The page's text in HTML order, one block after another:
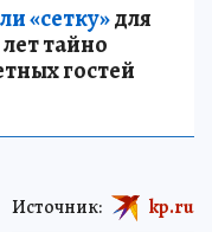
«сетку»для
тайно
гостей
Источник: kp.ru